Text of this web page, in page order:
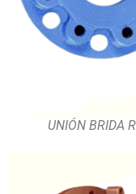
UNIÓN BRIDA